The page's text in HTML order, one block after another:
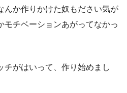
んか作りかけた奴もださい気が
チベーションあがってなかっ
チがはいって、作り始めまし